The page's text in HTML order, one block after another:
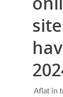
Aflat în